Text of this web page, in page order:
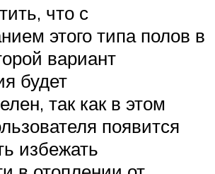
что с
этого типа полов в
вариант
будет
так как в этом
появится
избежать